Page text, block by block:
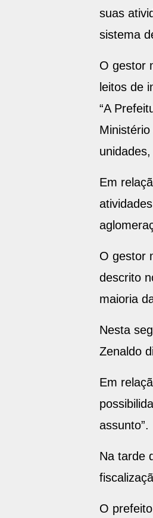
suas
sistema
O gestor
leitos de
“A
Em
O gestor
descrito
maioria
Nesta
Zenaldo
Em
assunto”.
Na tarde
O